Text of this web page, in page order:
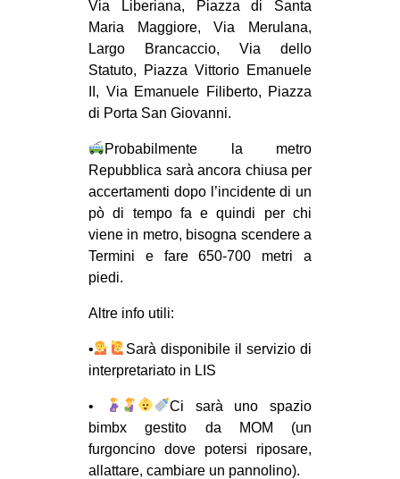
REPRESSIONE
STUDENTI
ARTE
CINEMA
MANIFESTI
MUSICA
RECENSIONI
ESTREMO ORIENTE
MEDIO ORIENTE
MONDO
Via Liberiana, Piazza di Santa
Maria Maggiore, Via Merulana,
Largo Brancaccio, Via dello
Statuto, Piazza Vittorio Emanuele
II, Via Emanuele Filiberto, Piazza
di Porta San Giovanni.
Probabilmente la metro
Repubblica sarà ancora chiusa per
accertamenti dopo l’incidente di un
pò di tempo fa e quindi per chi
viene in metro, bisogna scendere a
Termini e fare 650-700 metri a
piedi.
Altre info utili:
•
‍Sarà disponibile il servizio di
interpretariato in LIS
•
Ci sarà uno spazio
bimbx gestito da MOM (un
furgoncino dove potersi riposare,
allattare, cambiare un pannolino).